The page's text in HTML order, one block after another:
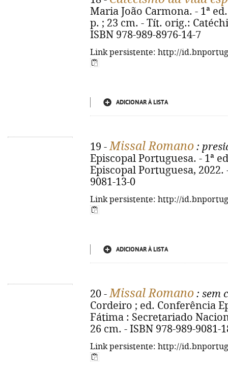
Maria João Carmona. - 1ª
p. ; 23 cm. - Tít. orig.:
ISBN 978-989-8976-14-7
Link persistente: http://
ADICIONAR À LISTA
19 -Missal Romano :
Episcopal Portuguesa. - 1ª
Episcopal Portuguesa, 2022.
9081-13-0
Link persistente: http://
ADICIONAR À LISTA
20 -Missal Romano : sem
Cordeiro ; ed. Conferência
Fátima : Secretariado
26 cm. - ISBN 978-989-9081-
Link persistente: http://